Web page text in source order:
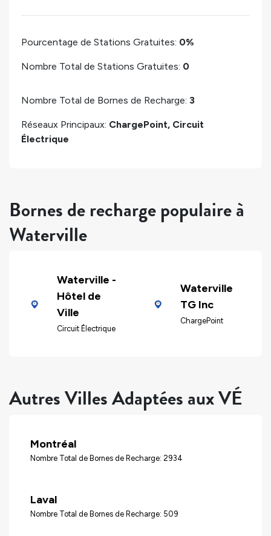
Pourcentage de Stations Gratuites: 0%
Nombre Total de Stations Gratuites: 0
Nombre Total de Bornes de Recharge: 3
Réseaux Principaux: ChargePoint, Circuit
Électrique
Bornes de recharge populaire à
Waterville
Waterville -
Hôtel de
Ville
Circuit Électrique
Waterville
TG Inc
ChargePoint
Autres Villes Adaptées aux VÉ
Montréal
Nombre Total de Bornes de Recharge: 2934
Laval
Nombre Total de Bornes de Recharge: 509